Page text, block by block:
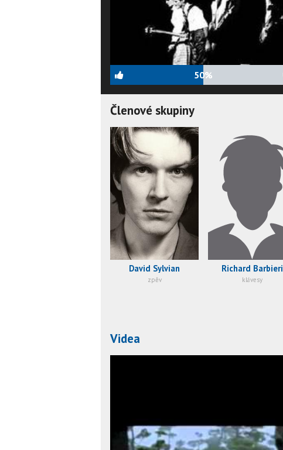
50%
Členové skupiny
David Sylvian
zpěv
Richard Barbieri
klávesy
Videa